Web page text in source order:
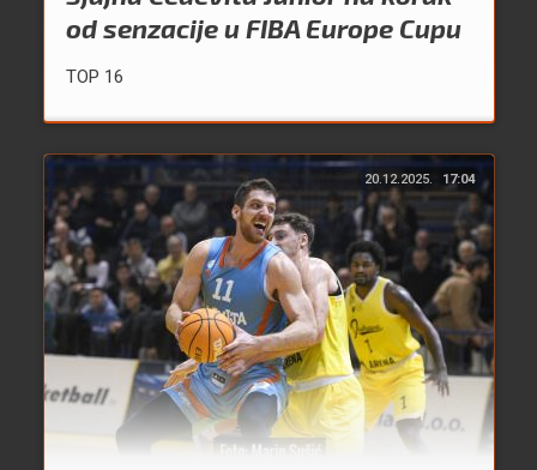
od senzacije u FIBA Europe Cupu
TOP 16
20.12.2025. 17:04